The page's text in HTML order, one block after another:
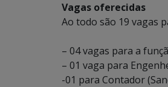
Vagas oferecidas
Ao todo são 19 vagas
– 04 vagas para a
– 01 vaga para
-01 para Contador